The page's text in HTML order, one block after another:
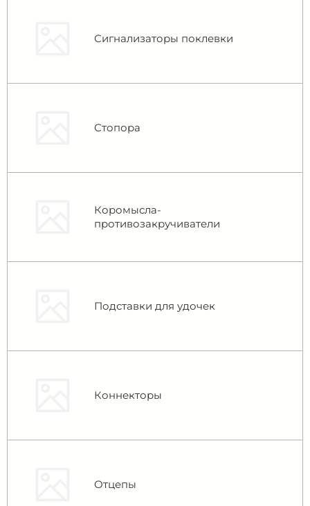
Сигнализаторы поклевки
Стопора
Коромысла-
противозакручиватели
Подставки для удочек
Коннекторы
Отцепы